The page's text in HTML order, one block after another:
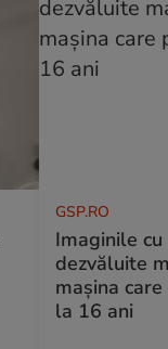
GSP.RO
Imaginile
dezvăluite
mașina
la 16 ani